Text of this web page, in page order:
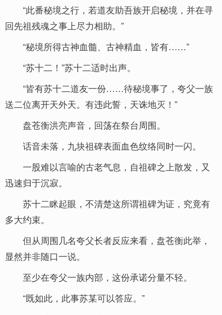
“此番秘境之行，若道友助吾族开启秘境，并在寻
回先祖残魂之事上尽力相助。”
“秘境所得古神血髓、古神精血，皆有……”
“苏十二！”苏十二适时出声。
“皆有苏十二道友一份……待秘境事了，夸父一族
送二位离开天外天。有违此誓，天诛地灭！”
盘苍衡洪亮声音，回荡在祭台周围。
话音未落，九块祖碑表面血色纹络同时一闪。
一股难以言喻的古老气息，自祖碑之上散发，又
迅速归于沉寂。
苏十二眯起眼，不清楚这所谓祖碑为证，究竟有
多大约束。
但从周围几名夸父长者反应来看，盘苍衡此举，
显然并非随口一说。
至少在夸父一族内部，这份承诺分量不轻。
“既如此，此事苏某可以答应。”